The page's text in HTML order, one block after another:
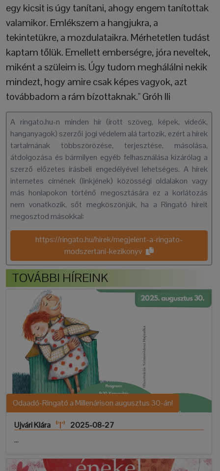
egy kicsit is úgy tanítani, ahogy engem tanítottak
valamikor. Emlékszem a hangjukra, a
tekintetükre, a mozdulataikra. Mérhetetlen tudást
kaptam tőlük. Emellett emberségre, jóra neveltek,
miként a szüleim is. Úgy tudom meghálálni nekik
mindezt, hogy amire csak képes vagyok, azt
továbbadom a rám bízottaknak." Gróh Ili
A ringato.hu-n minden hír (írott szöveg, képek, videók,
hanganyagok) szerzői jogi védelem alá tartozik, ezért a hírek
tartalmának többszörözése, terjesztése, másolása,
átdolgozása és bármilyen egyéb felhasználása kizárólag a
szerző előzetes írásbeli engedélyével lehetséges. A hírek
internetes címének (linkjének) közösségi oldalakon vagy
más honlapokon történő megosztására ez a korlátozás
nem vonatkozik, sőt megköszönjük, ha a Ringató híreit
megosztod másokkal:
https://ringato.hu/hirek/megjelent-a-ringato-
modszertani-kezikonyv
TOVÁBBI HÍREINK
Odaadó-Ringató a Millenárison augusztus 30-án!
Ujvári Klára
2025-08-27
...